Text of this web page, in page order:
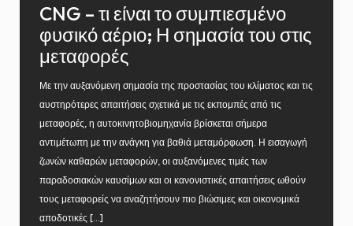
CNG – τι είναι το συμπιεσμένο
φυσικό αέριο; Η σημασία του στις
μεταφορές
Με την αυξανόμενη σημασία της προστασίας του κλίματος και τις
αυστηρότερες απαιτήσεις σχετικά με τις εκπομπές από τις
μεταφορές, η αυτοκινητοβιομηχανία βρίσκεται σήμερα
αντιμέτωπη με την ανάγκη για βαθιά μεταμόρφωση. Η εισαγωγή
ζωνών καθαρών μεταφορών, οι αυξανόμενες τιμές των
παραδοσιακών καυσίμων και οι κανονιστικές απαιτήσεις ωθούν
τους μεταφορείς να αναζητήσουν πιο βιώσιμες και οικονομικά
αποδοτικές […]